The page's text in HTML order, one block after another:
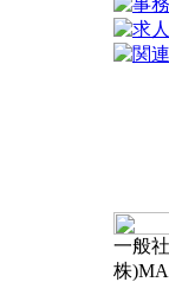
一般
株